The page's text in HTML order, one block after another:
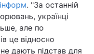
. "За останній
українці
але по
це відносно
не дають підстав для